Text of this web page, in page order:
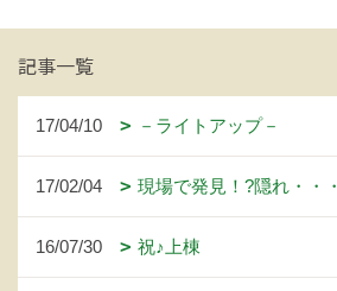
記事一覧
17/04/10 －ライトアップ－
17/02/04 現場で発見！?隠れ・・・
16/07/30 祝♪上棟